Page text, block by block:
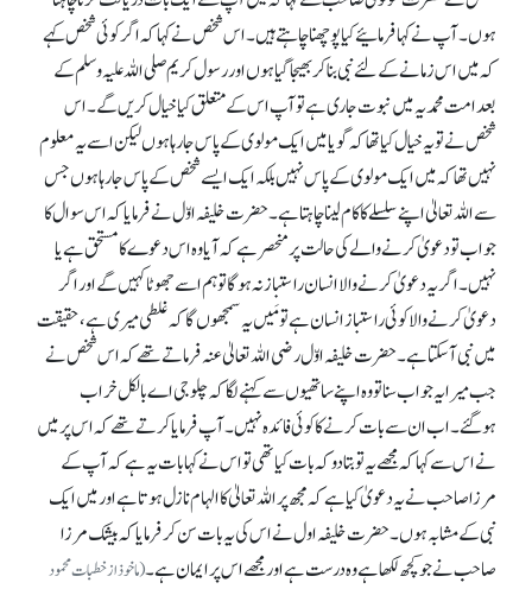
ہوں۔ آپ نے کہا فرمائیے کیا پوچھنا چاہتے ہیں۔ اس شخص نے کہا کہ اگر کوئی شخص کہے
کہ میں اس زمانے کے لئے نبی بنا کر بھیجا گیا ہوں اور رسول کریم صلی اللہ علیہ وسلم کے
بعد امت محمدیہ میں نبوت جاری ہے تو آپ اس کے متعلق کیا خیال کریں گے۔ اس
شخص نے تو یہ خیال کیا تھا کہ گویا میں ایک مولوی کے پاس جا رہا ہوں لیکن اسے یہ معلوم
نہیں تھا کہ میں ایک مولوی کے پاس نہیں بلکہ ایک ایسے شخص کے پاس جا رہا ہوں جس
سے اللہ تعالیٰ اپنے سلسلے کا کام لینا چاہتا ہے۔ حضرت خلیفہ اوّل نے فرمایا کہ اس سوال کا
جواب تو دعویٰ کرنے والے کی حالت پر منحصر ہے کہ آیا وہ اس دعوے کا مستحق ہے یا
نہیں۔ اگر یہ دعویٰ کرنے والا انسان راستباز نہ ہو گا تو ہم اسے جھوٹا کہیں گے اور اگر
دعویٰ کرنے والا کوئی راستباز انسان ہے تو مَیں یہ سمجھوں گا کہ غلطی میری ہے، حقیقت
میں نبی آ سکتا ہے۔ حضرت خلیفہ اوّل رضی اللہ تعالیٰ عنہ فرماتے تھے کہ اس شخص نے
جب میرا یہ جواب سنا تو وہ اپنے ساتھیوں سے کہنے لگا کہ چلو جی اے بالکل خراب
ہوگئے۔ اب ان سے بات کرنے کا کوئی فائدہ نہیں۔ آپ فرمایا کرتے تھے کہ اس پر میں
نے اس سے کہا کہ مجھے یہ تو بتا دو کہ بات کیا تھی تو اس نے کہا بات یہ ہے کہ آپ کے
مرزا صاحب نے یہ دعویٰ کیا ہے کہ مجھ پر اللہ تعالیٰ کا الہام نازل ہوتا ہے اور میں ایک
نبی کے مشابہ ہوں۔ حضرت خلیفہ اول نے اس کی یہ بات سن کر فرمایا کہ بیشک مرزا
صاحب نے جو کچھ لکھا ہے وہ درست ہے اور مجھے اس پر ایمان ہے۔(ماخوذ از خطبات محمود